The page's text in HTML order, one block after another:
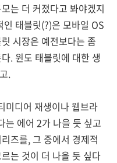
는 더 커졌다고 봐야겠지
태블릿(?)은 모바일 OS
시장은 예전보다는 좀
. 윈도 태블릿에 대한 생
.
미디어 재생이나 웹브라
는 에어 2가 나을 듯 싶고
즈를, 그 중에서 경제적
는 것이 더 나을 듯 싶다